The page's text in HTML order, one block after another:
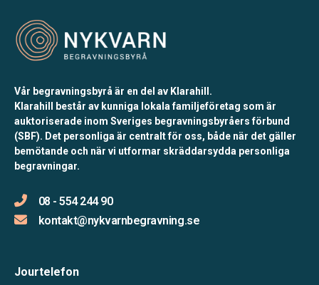
Vår begravningsbyrå är en del av Klarahill.
Klarahill består av kunniga lokala familjeföretag som är
auktoriserade inom Sveriges begravningsbyråers förbund
(SBF). Det personliga är centralt för oss, både när det gäller
bemötande och när vi utformar skräddarsydda personliga
begravningar.
08 - 554 244 90
kontakt@nykvarnbegravning.se
Jourtelefon